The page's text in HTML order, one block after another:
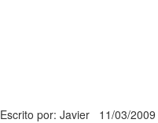
Escrito por: Javier 11/03/2009